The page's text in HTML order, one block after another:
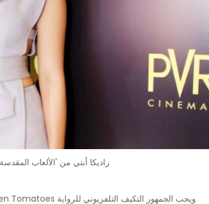
راديكا أبتي من 'الألعاب